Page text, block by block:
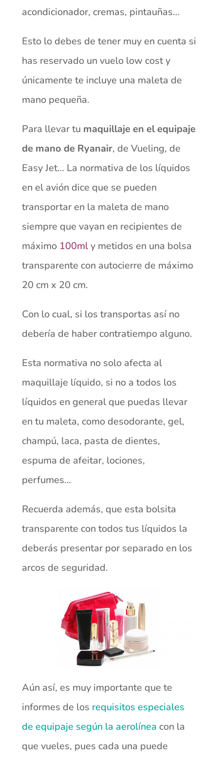
acondicionador, cremas, pintauñas…
Esto lo debes de tener muy en cuenta si
has reservado un vuelo low cost y
únicamente te incluye una maleta de
mano pequeña.
Para llevar tu maquillaje en el equipaje
de mano de Ryanair, de Vueling, de
Easy Jet… La normativa de los líquidos
en el avión dice que se pueden
transportar en la maleta de mano
siempre que vayan en recipientes de
máximo 100mly metidos en una bolsa
transparente con autocierre de máximo
20 cm x 20 cm.
Con lo cual, si los transportas así no
debería de haber contratiempo alguno.
Esta normativa no solo afecta al
maquillaje líquido, si no a todos los
líquidos en general que puedas llevar
en tu maleta, como desodorante, gel,
champú, laca, pasta de dientes,
espuma de afeitar, lociones,
perfumes…
Recuerda además, que esta bolsita
transparente con todos tus líquidos la
deberás presentar por separado en los
arcos de seguridad.
Aún así, es muy importante que te
informes de los requisitos especiales
de equipaje según la aerolínea con la
que vueles, pues cada una puede